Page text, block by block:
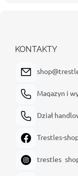
KONTAKTY
Magazyn i
Dział
Trestles-